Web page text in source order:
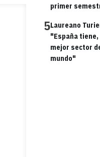
primer
5Laureano
"España
mejor sector
mundo"